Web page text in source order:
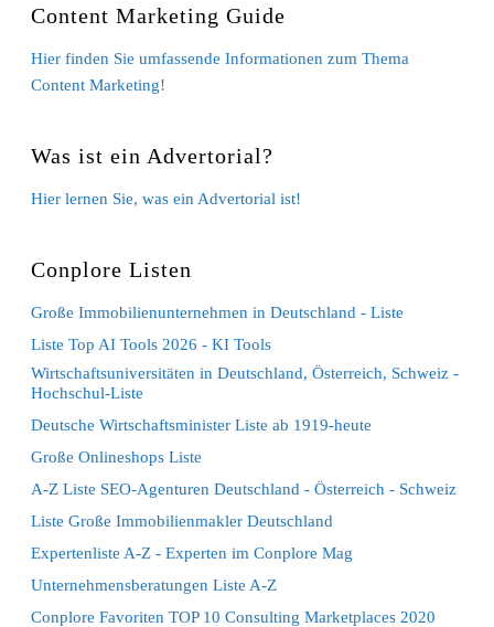
Content Marketing Guide
Hier finden Sie umfassende Informationen zum Thema
Content Marketing!
Was ist ein Advertorial?
Hier lernen Sie, was ein Advertorial ist!
Conplore Listen
Große Immobilienunternehmen in Deutschland - Liste
Liste Top AI Tools 2026 - KI Tools
Wirtschaftsuniversitäten in Deutschland, Österreich, Schweiz -
Hochschul-Liste
Deutsche Wirtschaftsminister Liste ab 1919-heute
Große Onlineshops Liste
A-Z Liste SEO-Agenturen Deutschland - Österreich - Schweiz
Liste Große Immobilienmakler Deutschland
Expertenliste A-Z - Experten im Conplore Mag
Unternehmensberatungen Liste A-Z
Conplore Favoriten TOP 10 Consulting Marketplaces 2020